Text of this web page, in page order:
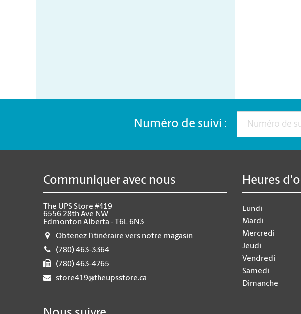
Numéro de suivi :
Communiquer avec nous
The UPS Store #419
6556 28th Ave NW
Edmonton Alberta - T6L 6N3
Obtenez l'itinéraire vers notre magasin
(780) 463-3364
(780) 463-4765
store419@theupsstore.ca
Heures
Lundi
Mardi
Mercredi
Jeudi
Vendredi
Samedi
Dimanche